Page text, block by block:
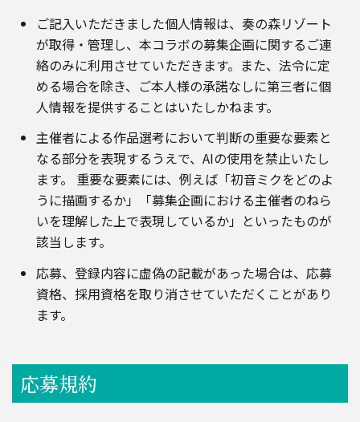
ご記入いただきました個人情報は、奏の森リゾート
が取得・管理し、本コラボの募集企画に関するご連
絡のみに利用させていただきます。また、法令に定
める場合を除き、ご本人様の承諾なしに第三者に個
人情報を提供することはいたしかねます。
主催者による作品選考において判断の重要な要素と
なる部分を表現するうえで、AIの使用を禁止いたし
ます。 重要な要素には、例えば「初音ミクをどのよ
うに描画するか」「募集企画における主催者のねら
いを理解した上で表現しているか」といったものが
該当します。
応募、登録内容に虚偽の記載があった場合は、応募
資格、採用資格を取り消させていただくことがあり
ます。
応募規約